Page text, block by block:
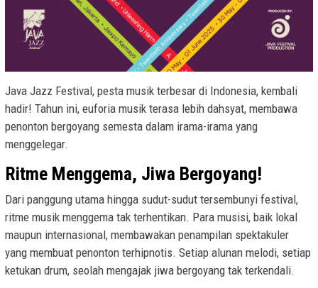
Java Jazz Festival, pesta musik terbesar di Indonesia, kembali
hadir! Tahun ini, euforia musik terasa lebih dahsyat, membawa
penonton bergoyang semesta dalam irama-irama yang
menggelegar.
Ritme Menggema, Jiwa Bergoyang!
Dari panggung utama hingga sudut-sudut tersembunyi festival,
ritme musik menggema tak terhentikan. Para musisi, baik lokal
maupun internasional, membawakan penampilan spektakuler
yang membuat penonton terhipnotis. Setiap alunan melodi, setiap
ketukan drum, seolah mengajak jiwa bergoyang tak terkendali.